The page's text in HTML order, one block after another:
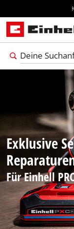
Exklusive
Für Einhell